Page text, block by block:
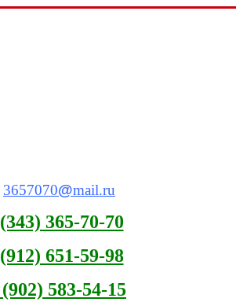
3657070@mail.ru
(343) 365-70-70
(912) 651-59-98
(902) 583-54-15